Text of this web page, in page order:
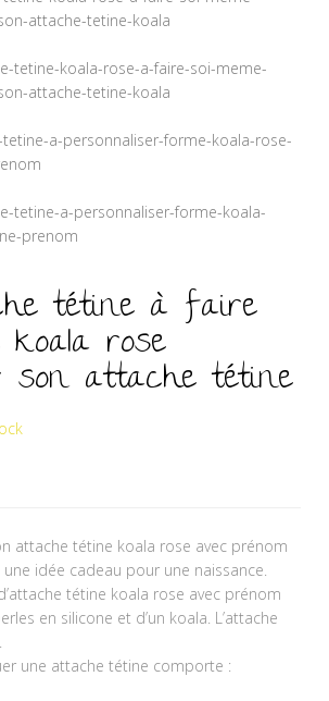
tétine à faire
koala rose
son attache tétine
attache tétine koala rose avec prénom
idée cadeau pour une naissance.
tétine koala rose avec prénom
en silicone et d’un koala. L’attache
une attache tétine comporte :